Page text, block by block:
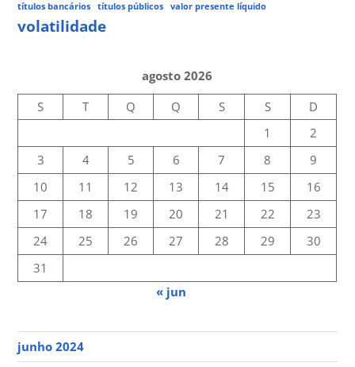
títulos bancários títulos públicos valor presente líquido
volatilidade
agosto 2026
S
T Q Q S S
D
1
2
3
4 5 6 7 8
9
10
11 12 13 14 15
16
17
18 19 20 21 22
23
24
25 26 27 28 29
30
31
« jun
junho 2024